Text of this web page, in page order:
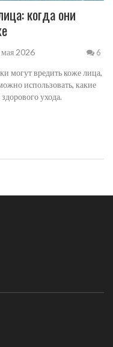
когда они
2026 6
могут вредить коже лица,
использовать, какие
ухода.